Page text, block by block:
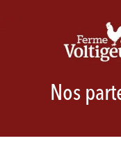
Nos